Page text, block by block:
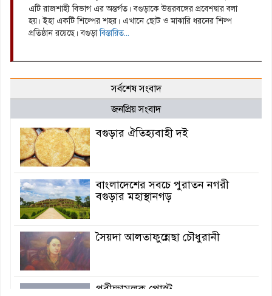
এটি রাজশাহী বিভাগ এর অন্তর্গত। বগুড়াকে উত্তরবঙ্গের প্রবেশদ্বার বলা
হয়। ইহা একটি শিল্পের শহর। এখানে ছোট ও মাঝারি ধরনের শিল্প
প্রতিষ্ঠান রয়েছে। বগুড়াবিস্তারিত...
সর্বশেষ সংবাদ
জনপ্রিয় সংবাদ
বগুড়ার ঐতিহ্যবাহী দই
বাংলাদেশের সবচে পুরাতন নগরী
বগুড়ার মহাস্থানগড়
সৈয়দা আলতাফুন্নেছা চৌধুরানী
পরীক্ষামূলক পোস্ট